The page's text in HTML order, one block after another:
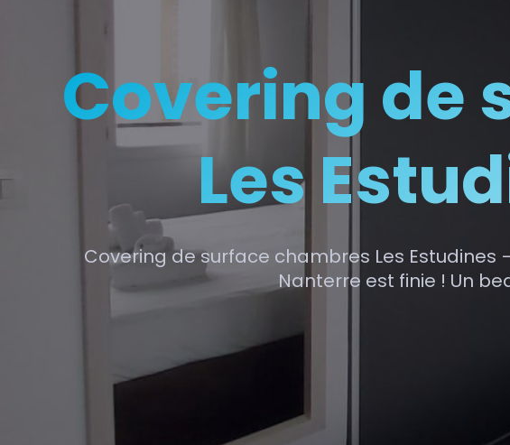
Covering de
Les
Covering de surface chambres Les
Nanterre est finie ! Un